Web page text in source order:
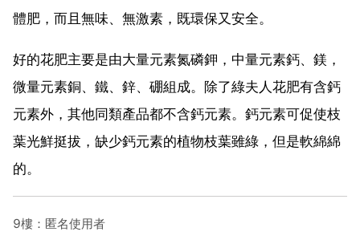
體肥，而且無味、無激素，既環保又安全。
好的花肥主要是由大量元素氮磷鉀，中量元素鈣、鎂，
微量元素銅、鐵、鋅、硼組成。除了綠夫人花肥有含鈣
元素外，其他同類產品都不含鈣元素。鈣元素可促使枝
葉光鮮挺拔，缺少鈣元素的植物枝葉雖綠，但是軟綿綿
的。
9樓：匿名使用者